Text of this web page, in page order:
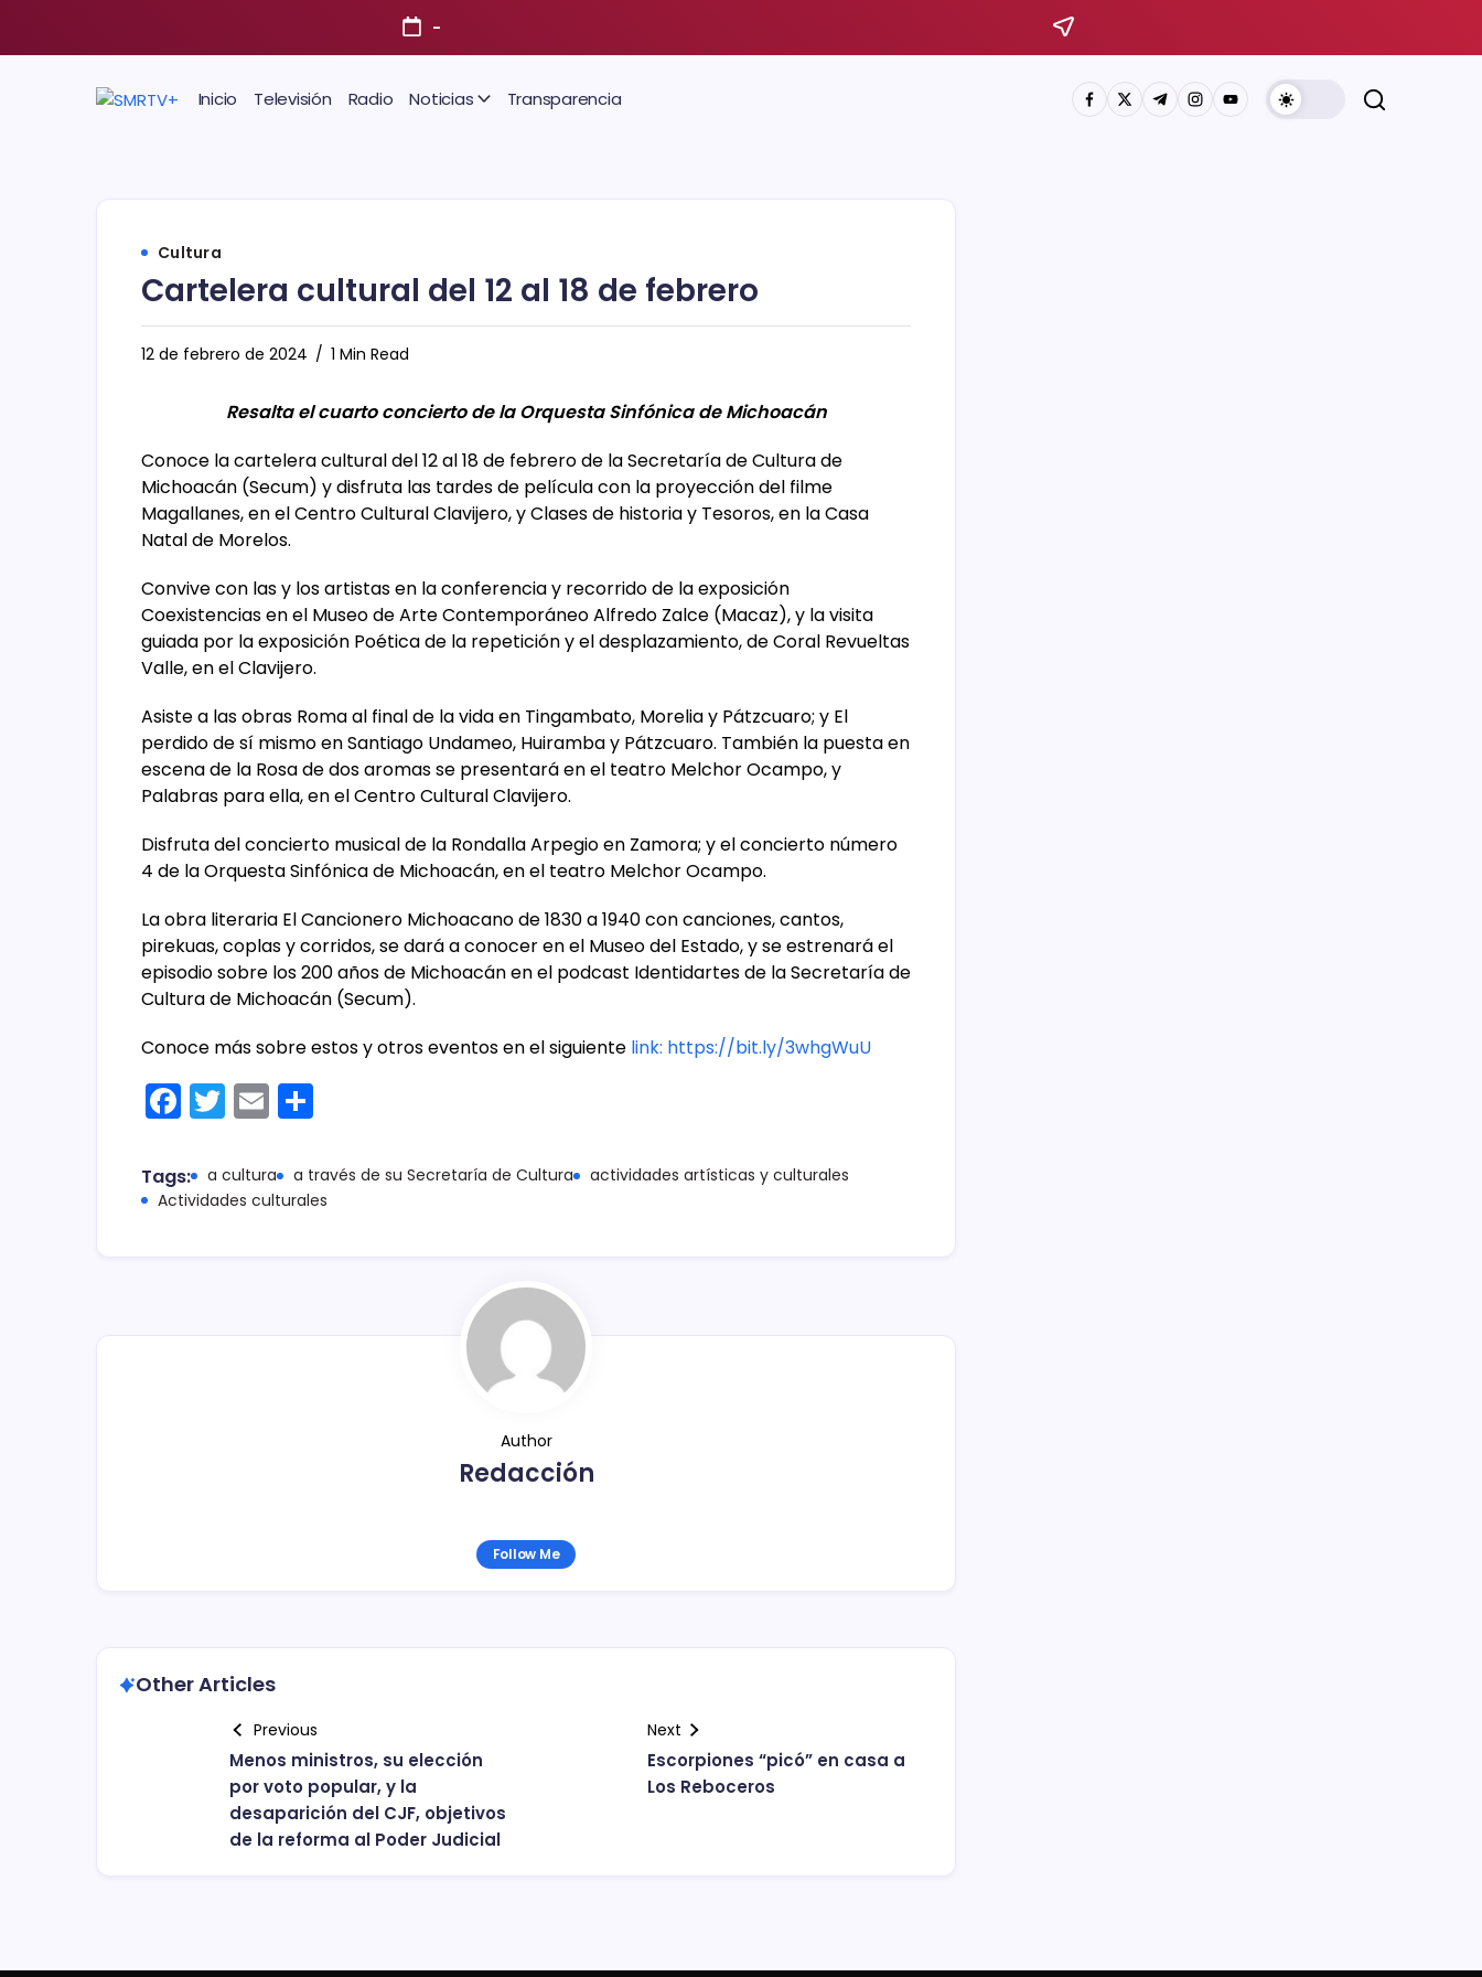
-
Inicio Televisión Radio Noticias Transparencia
Cultura
Cartelera cultural del 12 al 18 de febrero
12 de febrero de 2024 1 Min Read
Resalta el cuarto concierto de la Orquesta Sinfónica de Michoacán
Conoce la cartelera cultural del 12 al 18 de febrero de la Secretaría de Cultura de
Michoacán (Secum) y disfruta las tardes de película con la proyección del filme
Magallanes, en el Centro Cultural Clavijero, y Clases de historia y Tesoros, en la Casa
Natal de Morelos.
Convive con las y los artistas en la conferencia y recorrido de la exposición
Coexistencias en el Museo de Arte Contemporáneo Alfredo Zalce (Macaz), y la visita
guiada por la exposición Poética de la repetición y el desplazamiento, de Coral Revueltas
Valle, en el Clavijero.
Asiste a las obras Roma al final de la vida en Tingambato, Morelia y Pátzcuaro; y El
perdido de sí mismo en Santiago Undameo, Huiramba y Pátzcuaro. También la puesta en
escena de la Rosa de dos aromas se presentará en el teatro Melchor Ocampo, y
Palabras para ella, en el Centro Cultural Clavijero.
Disfruta del concierto musical de la Rondalla Arpegio en Zamora; y el concierto número
4 de la Orquesta Sinfónica de Michoacán, en el teatro Melchor Ocampo.
La obra literaria El Cancionero Michoacano de 1830 a 1940 con canciones, cantos,
pirekuas, coplas y corridos, se dará a conocer en el Museo del Estado, y se estrenará el
episodio sobre los 200 años de Michoacán en el podcast Identidartes de la Secretaría de
Cultura de Michoacán (Secum).
Conoce más sobre estos y otros eventos en el siguiente link: https://bit.ly/3whgWuU
F
a
c
e
T
w
itt
er
E
m
ai
l
m
p
Tags: a cultura a través de su Secretaría de Cultura
actividades artísticas y culturales
Actividades culturales
Author
Redacción
Follow Me
Other Articles
Previous
Menos ministros, su elección
por voto popular, y la
desaparición del CJF, objetivos
de la reforma al Poder Judicial
Next
Escorpiones “picó” en casa a
Los Reboceros